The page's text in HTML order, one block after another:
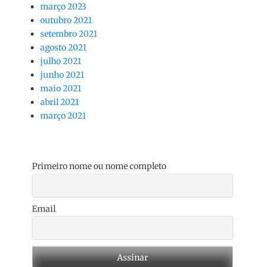
março 2023
outubro 2021
setembro 2021
agosto 2021
julho 2021
junho 2021
maio 2021
abril 2021
março 2021
Primeiro nome ou nome completo
Email